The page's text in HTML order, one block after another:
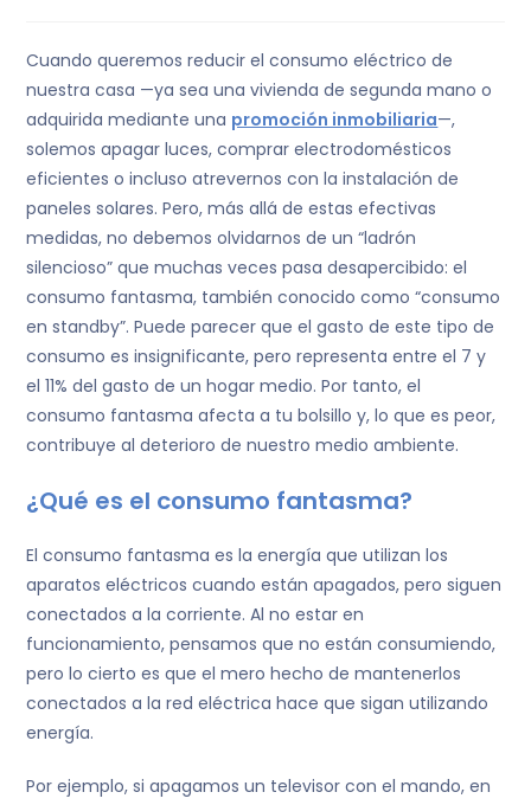
Cuando queremos reducir el consumo eléctrico de
nuestra casa —ya sea una vivienda de segunda mano o
adquirida mediante una promoción inmobiliaria—,
solemos apagar luces, comprar electrodomésticos
eficientes o incluso atrevernos con la instalación de
paneles solares. Pero, más allá de estas efectivas
medidas, no debemos olvidarnos de un “ladrón
silencioso” que muchas veces pasa desapercibido: el
consumo fantasma, también conocido como “consumo
en standby”. Puede parecer que el gasto de este tipo de
consumo es insignificante, pero representa entre el 7 y
el 11% del gasto de un hogar medio. Por tanto, el
consumo fantasma afecta a tu bolsillo y, lo que es peor,
contribuye al deterioro de nuestro medio ambiente.
¿Qué es el consumo fantasma?
El consumo fantasma es la energía que utilizan los
aparatos eléctricos cuando están apagados, pero siguen
conectados a la corriente. Al no estar en
funcionamiento, pensamos que no están consumiendo,
pero lo cierto es que el mero hecho de mantenerlos
conectados a la red eléctrica hace que sigan utilizando
energía.
Por ejemplo, si apagamos un televisor con el mando, en